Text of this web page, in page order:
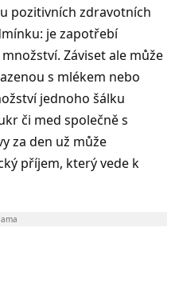
pozitivních zdravotních
je zapotřebí
Záviset ale může
s mlékem nebo
jednoho šálku
či med společně s
za den už může
příjem, který vede k